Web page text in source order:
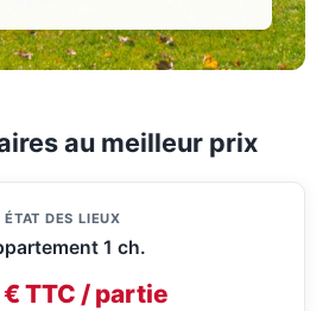
au meilleur prix
ÉTAT DES LIEUX
1 ch.
€ TTC / partie